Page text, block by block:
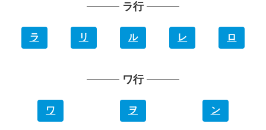
ラ行
ラ リ ル レ ロ
ワ行
ワ ヲ ン